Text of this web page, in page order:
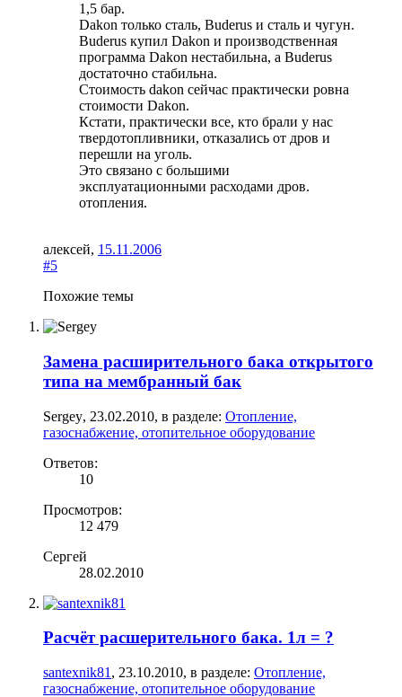
1,5 бар.
Dakon только сталь, Buderus и сталь и чугун.
Buderus купил Dakon и производственная
программа Dakon нестабильна, а Buderus
достаточно стабильна.
Стоимость dakon сейчас практически ровна
стоимости Dakon.
Кстати, практически все, кто брали у нас
твердотопливники, отказались от дров и
перешли на уголь.
Это связано с большими
эксплуатационными расходами дров.
отопления.
алексей, 15.11.2006
#5
Похожие темы
Замена расширительного бака открытого
типа на мембранный бак
Sergey, 23.02.2010, в разделе: Отопление,
газоснабжение, отопительное оборудование
Ответов:
10
Просмотров:
12 479
Сергей
28.02.2010
Расчёт расшерительного бака. 1л = ?
santexnik81 , 23.10.2010, в разделе: Отопление,
газоснабжение, отопительное оборудование